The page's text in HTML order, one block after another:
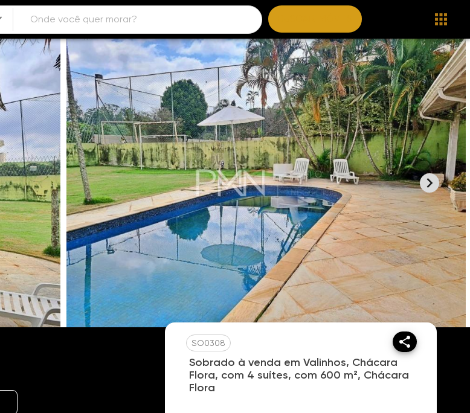
SO0308
Sobrado à venda em Valinhos, Chácara
Flora, com 4 suítes, com 600 m², Chácara
Flora